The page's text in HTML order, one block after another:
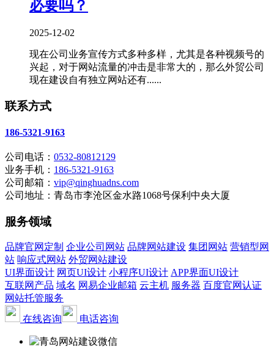
必要吗？
2025-12-02
现在公司业务宣传方式多种多样，尤其是各种视频号的
兴起，对于网站流量的冲击是非常大的，那么外贸公司
现在建设自有独立网站还有......
联系方式
186-5321-9163
公司电话： 0532-80812129
业务手机： 186-5321-9163
公司邮箱： vip@qinghuadns.com
公司地址：青岛市李沧区金水路1068号保利中央大厦
服务领域
品牌官网定制 企业公司网站 品牌网站建设 集团网站 营销型网
站 响应式网站 外贸网站建设
UI界面设计 网页UI设计 小程序UI设计 APP界面UI设计
互联网产品 域名 网易企业邮箱 云主机 服务器 百度官网认证
网站托管服务
在线咨询
电话咨询